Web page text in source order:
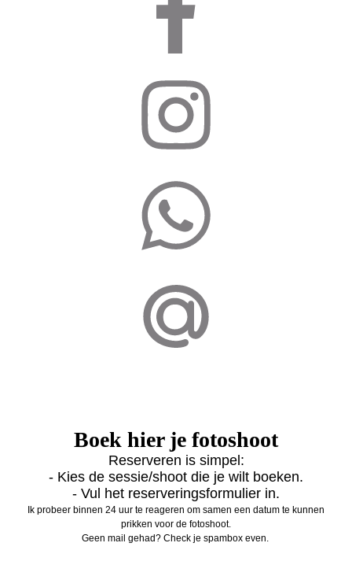
Boek hier je fotoshoot
Reserveren is simpel:
- Kies de sessie/shoot die je wilt boeken.
- Vul het reserveringsformulier in.
Ik probeer binnen 24 uur te reageren om samen een datum te kunnen
prikken voor de fotoshoot.
Geen mail gehad? Check je spambox even.